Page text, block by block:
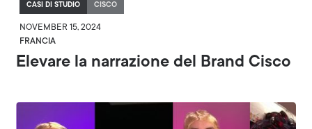
CASI DI STUDIO CISCO
NOVEMBER 15, 2024
FRANCIA
Elevare la narrazione del Brand Cisco